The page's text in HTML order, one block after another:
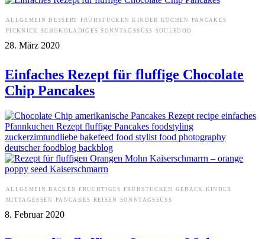
ALLGEMEIN DESSERT FRÜHSTÜCKEN KINDER KOCHEN
PANCAKES
PICKNICK
SCHOKOLADIGES SONNTAGSSÜSS SOULFOOD
28. März 2020
Einfaches Rezept für fluffige Chocolate
Chip Pancakes
ALLGEMEIN BACKEN FRUCHTIGES FRÜHSTÜCKEN GEBÄCK
KINDER
MITTAGESSEN
PANCAKES REISEN SONNTAGSSÜSS
8. Februar 2020